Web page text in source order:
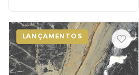
LANÇAMENTOS